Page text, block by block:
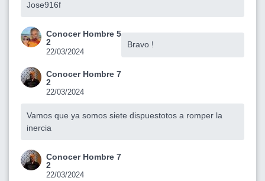
Jose916f
Conocer Hombre 5
2
22/03/2024
Bravo !
Conocer Hombre 7
2
22/03/2024
Vamos que ya somos siete dispuestotos a romper la
inercia
Conocer Hombre 7
2
22/03/2024